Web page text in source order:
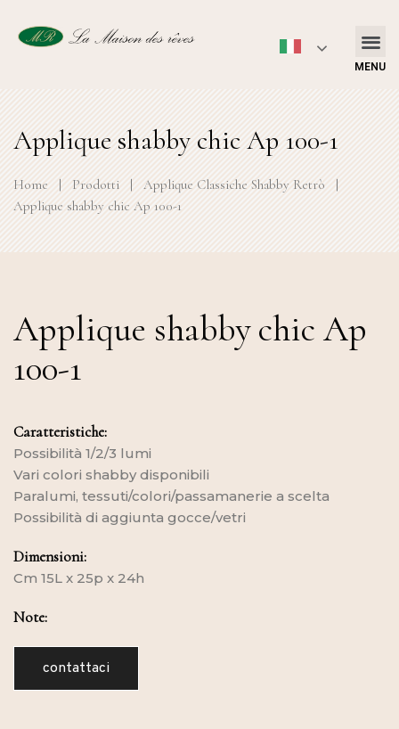
MENU
Applique shabby chic Ap 100-1
Home | Prodotti | Applique Classiche Shabby Retrò
|
Applique shabby chic Ap 100-1
Applique shabby chic Ap
100-1
Caratteristiche:
Possibilità 1/2/3 lumi
Vari colori shabby disponibili
Paralumi, tessuti/colori/passamanerie a scelta
Possibilità di aggiunta gocce/vetri
Dimensioni:
Cm 15L x 25p x 24h
Note:
contattaci